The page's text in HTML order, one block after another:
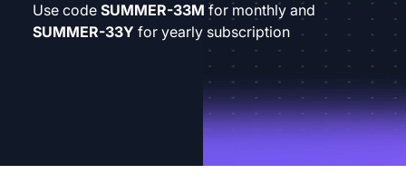
Use code SUMMER-33M for monthly and
SUMMER-33Y for yearly subscription